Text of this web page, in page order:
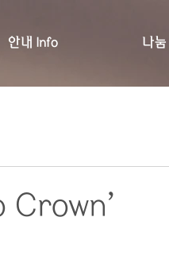
안내 Info 나
Crown’